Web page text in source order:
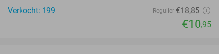
Verkocht: 199
Regulier €18,85
€10,95